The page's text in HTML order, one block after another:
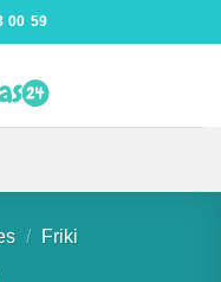
00 59
/ Friki